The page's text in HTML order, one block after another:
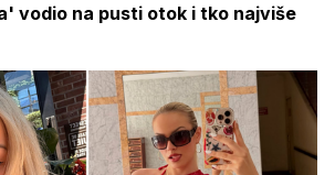
vodio na pusti otok i tko najviše